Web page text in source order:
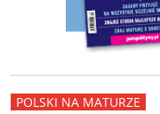
POLSKI NA MATURZE